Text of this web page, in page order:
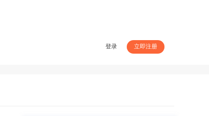
登录 立即注册